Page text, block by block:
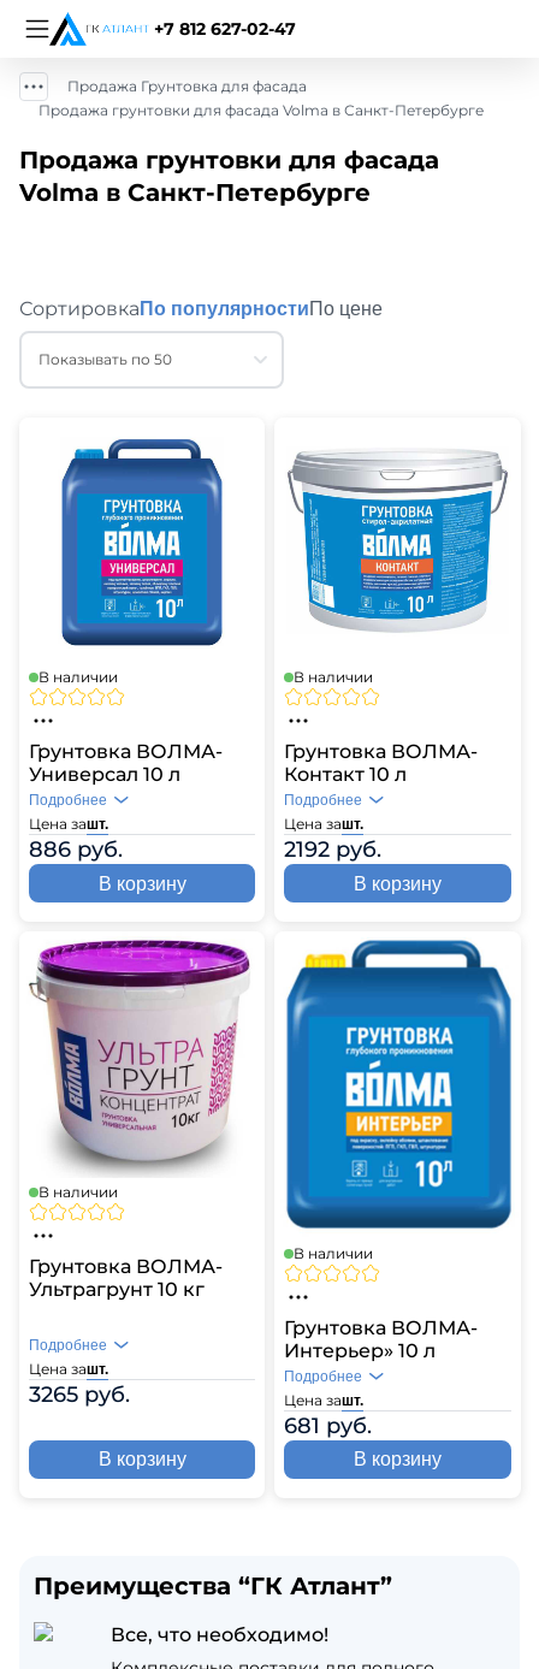
+7 812 627-02-47
Продажа Грунтовка для фасада
Продажа грунтовки для фасада Volma в Санкт-Петербурге
Продажа грунтовки для фасада
Volma в Санкт-Петербурге
Сортировка По популярностиПо цене
Показывать по 50
В наличии
Грунтовка ВОЛМА-
Универсал 10 л
Цена зашт.
886 руб.
Подробнее
В корзину
В наличии
Грунтовка ВОЛМА-
Контакт 10 л
Цена зашт.
2192 руб.
Подробнее
В корзину
В наличии
Грунтовка ВОЛМА-
Ультрагрунт 10 кг
Цена зашт.
3265 руб.
Подробнее
В корзину
В наличии
Грунтовка ВОЛМА-
Интерьер» 10 л
Цена зашт.
681 руб.
Подробнее
В корзину
Преимущества “ГК Атлант”
Все, что необходимо!